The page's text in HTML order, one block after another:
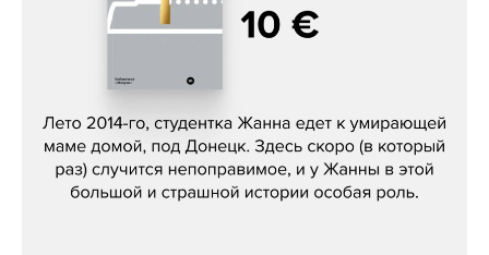
Сергей Лебедев, «Белая дама»